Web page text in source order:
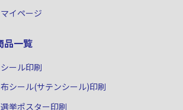
マイページ
品一覧
シール印刷
布シール(サテンシール)印刷
選挙ポスター印刷